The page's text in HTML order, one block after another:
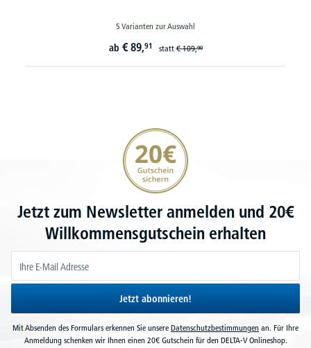
5 Varianten zur Auswahl
ab € 89,91 statt€ 109,90
20€ Gutschein sichern
Jetzt zum Newsletter anmelden und 20€
Willkommensgutschein erhalten
Jetzt abonnieren!
Mit Absenden des Formulars erkennen Sie unsere Datenschutzbestimmungen an. Für Ihre
Anmeldung schenken wir Ihnen einen 20€ Gutschein für den DELTA-V Onlineshop.